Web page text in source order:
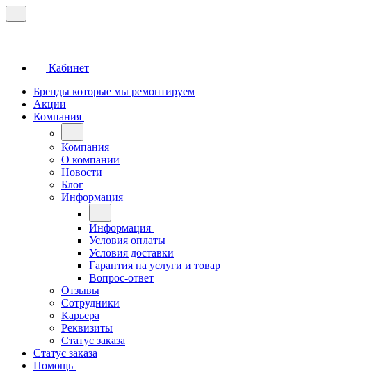
Кабинет
Бренды которые мы ремонтируем
Акции
Компания
Компания
О компании
Новости
Блог
Информация
Информация
Условия оплаты
Условия доставки
Гарантия на услуги и товар
Вопрос-ответ
Отзывы
Сотрудники
Карьера
Реквизиты
Статус заказа
Статус заказа
Помощь